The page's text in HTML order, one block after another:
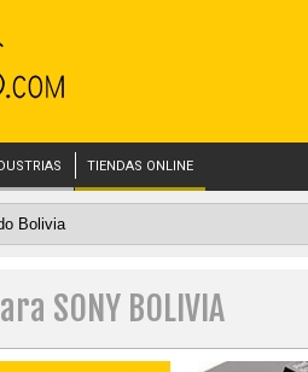
TIENDAS ONLINE
SONY BOLIVIA